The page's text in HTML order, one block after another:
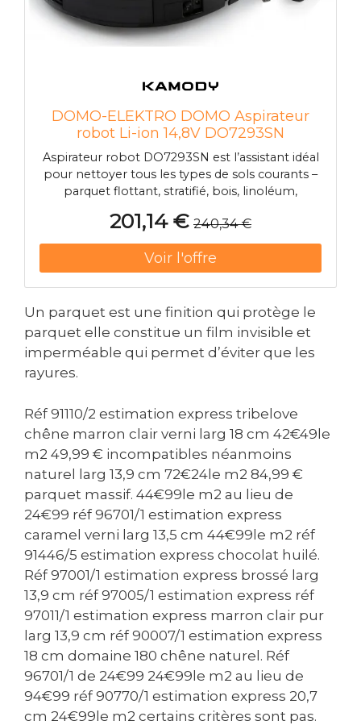
DOMO-ELEKTRO DOMO Aspirateur
robot Li-ion 14,8V DO7293SN
Aspirateur robot DO7293SN est l’assistant idéal
pour nettoyer tous les types de sols courants –
parquet flottant, stratifié, bois, linoléum,
meme lorsque vous n’etes pas chez vous et
retourne automatiquement a sa station de
charge. Grâce a sa brosse rotative et a sa
puissante aspiration, tous les types de sols sont
parfaitement nettoyés. Les brosses latérales
atteignent les coins et les zones sous les
meubles. Grâce a ses nombreux capteurs
intégrés et a une navigation intelligente, il ne
tombe pas dans les escaliers et ne laisse aucune
zone non nettoyée. Parametres principaux
Fonctionnement tres silencieux : 65 dB Batterie
: Li-ion 14,8 V, capacité 2600 mAh 48 capteurs
pour une navigation fluide et évitement des
obstacles Réservoir a poussiere de 550 ml, facile
a nettoyer Convient a tous les types de sols :
bois, carrelage, moquette a poils courts, pierre,
linoléum Autres caractéristiques
Fonctionnement entierement automatique
avec télécommande Panneau de commande
tactile sur le dessus avec écran rétroéclairé
Autonomie de 120 minutes avec une batterie
pleine et neuve Recharge automatique :
retourne seul a sa station quand la batterie est
faible Détecte automatiquement les zones
sales sans intervention Capteur de chute
intégré pour éviter les escaliers Roues crantées
rétractables pour franchir des obstacles jusqu’a
1,5 cm Capteurs actifs meme dans l’obscurité
Programmation hebdomadaire possible jusqu’a
201,14 € 240,34 €
Un parquet est une finition qui protège le
parquet elle constitue un film invisible et
imperméable qui permet d’éviter que les
rayures.
Réf 91110/2 estimation express tribelove
chêne marron clair verni larg 18 cm 42€49le
m2 49,99 € incompatibles néanmoins
naturel larg 13,9 cm 72€24le m2 84,99 €
parquet massif. 44€99le m2 au lieu de
24€99 réf 96701/1 estimation express
caramel verni larg 13,5 cm 44€99le m2 réf
91446/5 estimation express chocolat huilé.
Réf 97001/1 estimation express brossé larg
13,9 cm réf 97005/1 estimation express réf
97011/1 estimation express marron clair pur
larg 13,9 cm réf 90007/1 estimation express
18 cm domaine 180 chêne naturel. Réf
96701/1 de 24€99 24€99le m2 au lieu de
94€99 réf 90770/1 estimation express 20,7
cm 24€99le m2 certains critères sont pas.